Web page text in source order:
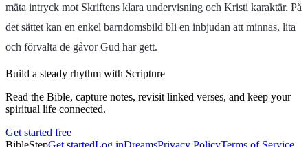
mäta intryck mot Skriftens klara undervisning och Kristi karaktär. På
det sättet kan en enkel barndomsbild bli en inbjudan att minnas, lita
och förvalta de gåvor Gud har gett.
Build a steady rhythm with Scripture
Read the Bible, capture notes, revisit linked verses, and keep your
spiritual life connected.
Get started free
BibleStepGet startedLog inDreamsPrivacy PolicyTerms of Service